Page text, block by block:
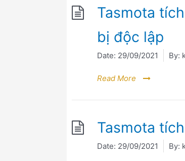
Tasmota
bị độc lập
Date: 29/09/2021 By:
Read More
Tasmota
Date: 29/09/2021 By: